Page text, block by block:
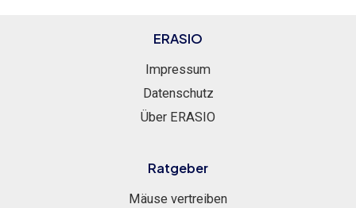
ERASIO
Impressum
Datenschutz
Über ERASIO
Ratgeber
Mäuse vertreiben